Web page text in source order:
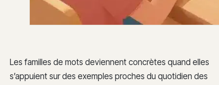
Les familles de mots deviennent concrètes quand elles
s’appuient sur des exemples proches du quotidien des